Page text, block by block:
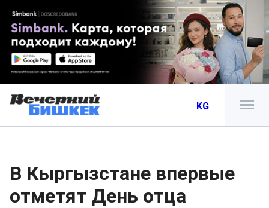
KG
В Кыргызстане впервые
отметят День отца